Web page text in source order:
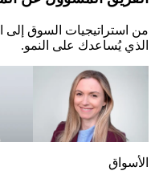
من استراتيجيات السوق إلى
الذي يُساعدك على النمو.
Caroline Tidman
رئيس قسم المحتوى
الأسواق